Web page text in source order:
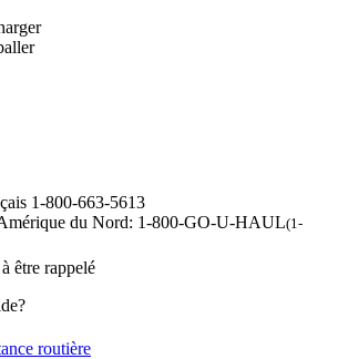
1-800-663-5613
du Nord: 1-800-GO-U-HAUL(1-
être rappelé
routière